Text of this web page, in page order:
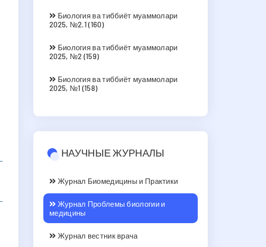
Биология ва тиббиёт муаммолари
2025, №2.1 (160)
Биология ва тиббиёт муаммолари
2025, №2 (159)
Биология ва тиббиёт муаммолари
2025, №1 (158)
НАУЧНЫЕ ЖУРНАЛЫ
Журнал Биомедицины и Практики
Журнал Проблемы биологии и
медицины
Журнал вестник врача